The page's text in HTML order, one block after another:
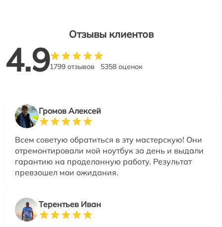
Отзывы клиентов
4.91799 отзывов 5358 оценок
Громов Алексей
Всем советую обратиться в эту мастерскую! Они
отремонтировали мой ноутбук за день и выдали
гарантию на проделанную работу. Результат
превзошел мои ожидания.
Терентьев Иван